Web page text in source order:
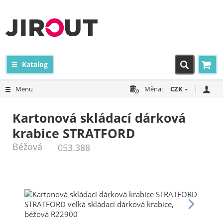
Katalog
Menu Měna: CZK
Kartonová skládací dárková
krabice STRATFORD
Béžová 053.388